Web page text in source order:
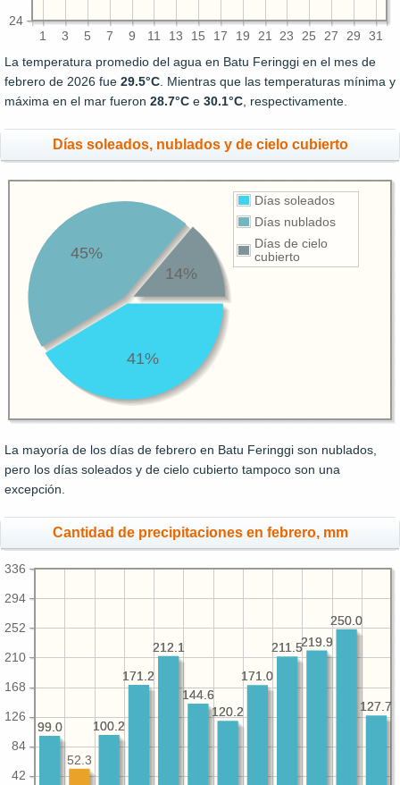
1 3 5 7 9 11 13 15 17 19 21 23 25 27 29 31
24
La temperatura promedio del agua en Batu Feringgi en el mes de
febrero de 2026 fue 29.5°C . Mientras que las temperaturas mínima y
máxima en el mar fueron 28.7°C e 30.1°C , respectivamente.
Días soleados, nublados y de cielo cubierto
Días soleados
Días nublados
Días de cielo
cubierto
41%
45%
14%
La mayoría de los días de febrero en Batu Feringgi son nublados,
pero los días soleados y de cielo cubierto tampoco son una
excepción.
Cantidad de precipitaciones en febrero, mm
42
84
126
168
210
252
294
336
127.7
250.0
219.9
211.5
171.0
120.2
144.6
212.1
171.2
100.2
99.0
127.7
250.0
219.9
211.5
171.0
120.2
144.6
212.1
171.2
100.2
52.3
99.0